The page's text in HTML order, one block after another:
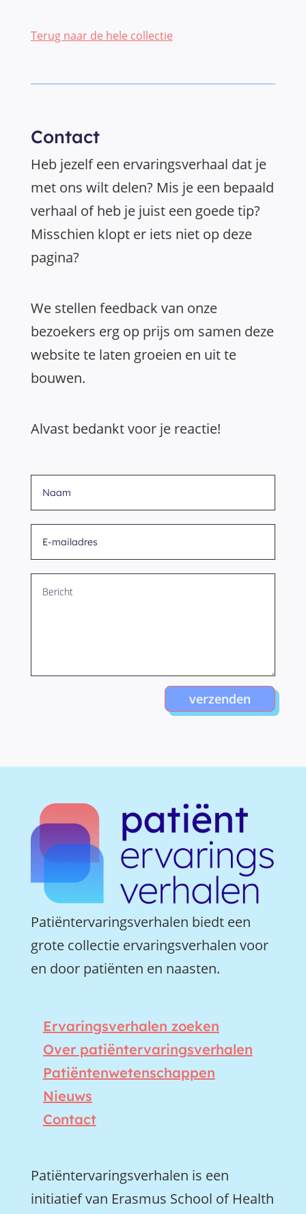
Terug naar de hele collectie
Contact
Heb jezelf een ervaringsverhaal dat je
met ons wilt delen? Mis je een bepaald
verhaal of heb je juist een goede tip?
Misschien klopt er iets niet op deze
pagina?
We stellen feedback van onze
bezoekers erg op prijs om samen deze
website te laten groeien en uit te
bouwen.
Alvast bedankt voor je reactie!
verzenden
Patiëntervaringsverhalen biedt een
grote collectie ervaringsverhalen voor
en door patiënten en naasten.
Ervaringsverhalen zoeken
Over patiëntervaringsverhalen
Patiëntenwetenschappen
Nieuws
Contact
Patiëntervaringsverhalen is een
initiatief van Erasmus School of Health